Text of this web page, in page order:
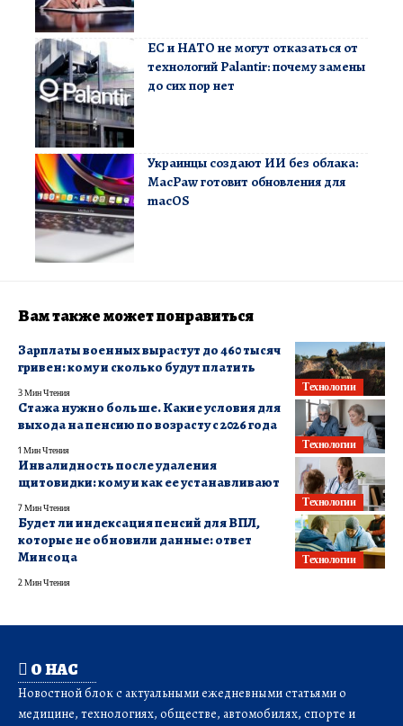
ЕС и НАТО не могут отказаться от
технологий Palantir: почему замены
до сих пор нет
Украинцы создают ИИ без облака:
MacPaw готовит обновления для
macOS
Вам также может понравиться
Технологии
Зарплаты военных вырастут до 460 тысяч
гривен: кому и сколько будут платить
3 Мин Чтения
Технологии
Стажа нужно больше. Какие условия для
выхода на пенсию по возрасту с 2026 года
1 Мин Чтения
Технологии
Инвалидность после удаления
щитовидки: кому и как ее устанавливают
7 Мин Чтения
Технологии
Будет ли индексация пенсий для ВПЛ,
которые не обновили данные: ответ
Минсоца
2 Мин Чтения
О НАС
Новостной блок с актуальными ежедневными статьями о
медицине, технологиях, обществе, автомобилях, спорте и